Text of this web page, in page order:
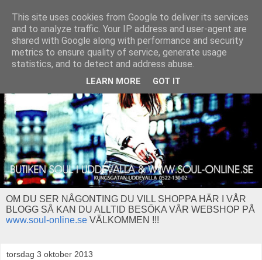
OM DU SER NÅGONTING DU VILL SHOPPA HÄR I VÅR
BLOGG SÅ KAN DU ALLTID BESÖKA VÅR WEBSHOP PÅ
www.soul-online.se VÄLKOMMEN !!!
torsdag 3 oktober 2013
This site uses cookies from Google to deliver its services
and to analyze traffic. Your IP address and user-agent are
shared with Google along with performance and security
metrics to ensure quality of service, generate usage
statistics, and to detect and address abuse.
LEARN MORE GOT IT